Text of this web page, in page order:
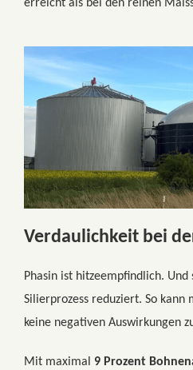
erreicht als bei den reinen
Verdaulichkeit bei
Phasin ist hitzeempfindlich.
Silierprozess reduziert. So kann
keine negativen Auswirkungen
Mit maximal 9 Prozent